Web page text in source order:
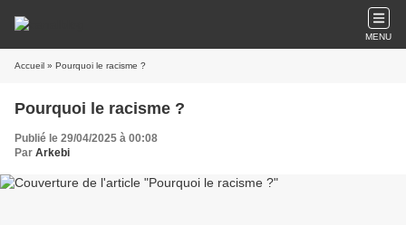
MENU
Accueil » Pourquoi le racisme ?
Pourquoi le racisme ?
Publié le 29/04/2025 à 00:08
Par Arkebi